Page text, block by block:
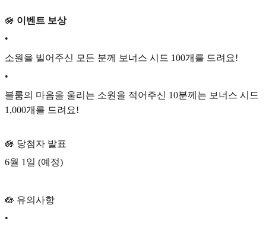
🪷 이벤트 보상
•
소원을 빌어주신 모든 분께 보너스 시드 100개를 드려요!
•
블룸의 마음을 울리는 소원을 적어주신 10분께는 보너스 시드
1,000개를 드려요!
🪷 당첨자 발표
6월 1일 (예정)
🪷 유의사항
•